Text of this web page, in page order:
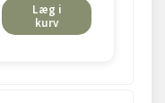
Læg i
kurv